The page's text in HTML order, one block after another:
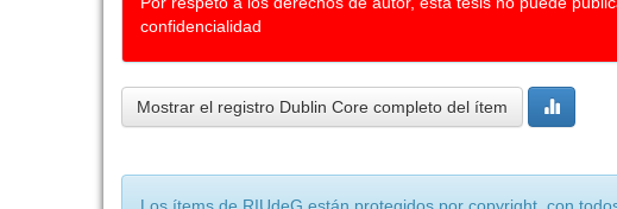
confidencialidad
Mostrar el registro Dublin Core completo del ítem